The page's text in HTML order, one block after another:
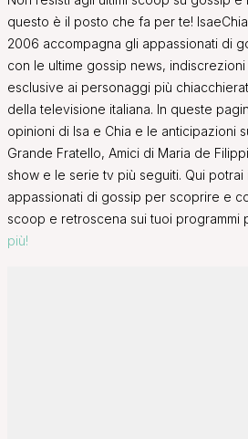
questo è il posto che fa per te!
2006 accompagna gli appassionati di
con le ultime gossip news,
esclusive ai personaggi più
della televisione italiana. In queste
opinioni di Isa e Chia e le anticipazioni
Grande Fratello, Amici di Maria de
show e le serie tv più seguiti. Qui potrai
appassionati di gossip per scoprire e
scoop e retroscena sui tuoi programmi
più!